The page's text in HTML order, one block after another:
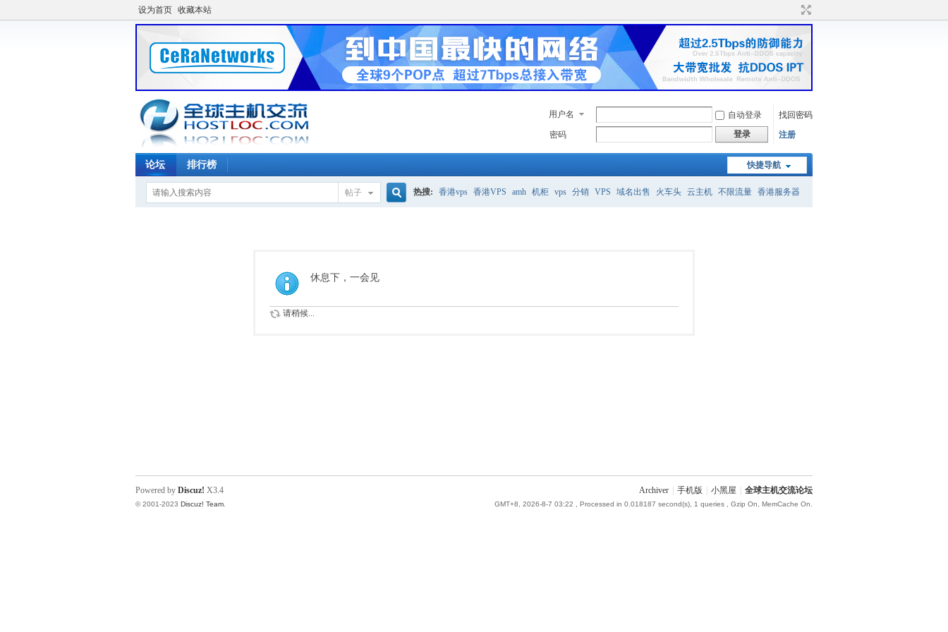
设为首页 收藏本站
用户名 自动登录
找回密码
密码
登录 注册
快捷导航
论坛 排行榜
帖子 热搜: 香港vps 香港VPS amh 机柜 vps 分销 VPS 域名出售 火车头 云主机 不限流量 香港服务器
休息下，一会见
请稍候...
Archiver 手机版 小黑屋 全球主机交流论坛
GMT+8, 2026-8-7 03:22 , Processed in 0.018187 second(s), 1 queries , Gzip On, MemCache On.
Powered by Discuz! X3.4
© 2001-2023 Discuz! Team